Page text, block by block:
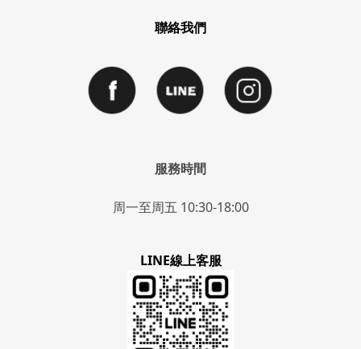
聯絡我們
服務時間
周一至周五 10:30-18:00
LINE線上客服